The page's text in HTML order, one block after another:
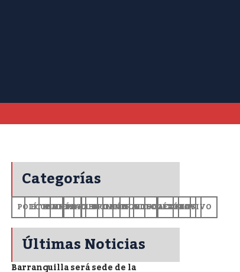
Categorías
POLÍTICA
ECONOMÍA
MUNDO
DEPORTES
SALUD
CIENCIA
OPINIÓN
GENERALES
TECNOLOGÍA
EDUCACIÓN
CULTURA
EXCLUSIVO
+CV
Últimas Noticias
Barranquilla será sede de la